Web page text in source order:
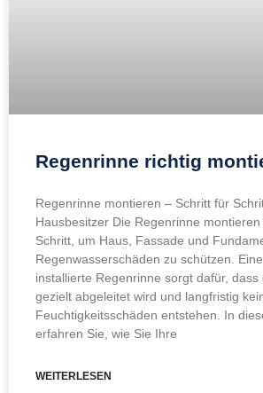
Regenrinne richtig
Regenrinne montieren – Schritt für
Hausbesitzer Die Regenrinne
Schritt, um Haus, Fassade und
Regenwasserschäden zu schützen.
installierte Regenrinne sorgt dafür, dass
gezielt abgeleitet wird und langfristig
Feuchtigkeitsschäden entstehen. In
erfahren Sie, wie Sie Ihre
WEITERLESEN